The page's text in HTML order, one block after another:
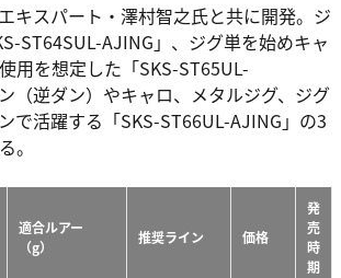
キスパート・澤村智之氏と共に開発。ジ
ST64SUL-AJING」、ジグ単を始めキャ
用を想定した「SKS-ST65UL-
（逆ダン）やキャロ、メタルジグ、ジグ
で活躍する「SKS-ST66UL-AJING」の3
。
適合ルアー
（g）
推奨ライン 価格
発
売
時
期